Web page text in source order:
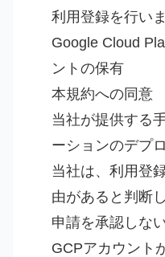
利用登録を行い
Google Cloud
ントの保有
本規約への同意
当社が提供する
ーションのデプ
当社は、利用登
由があると判断
申請を承認しな
GCPアカウント